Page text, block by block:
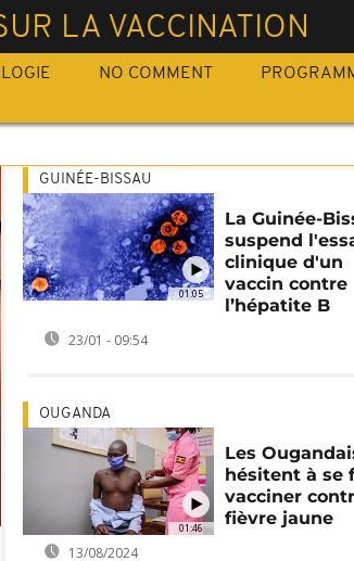
LA VACCINATION
NO COMMENT
01:05
GUINÉE-BISSAU
La Guinée-
suspend
clinique d'un
vaccin contre
l’hépatite B
23/01 - 09:54
01:46
OUGANDA
Les
hésitent à se
vacciner
fièvre jaune
13/08/2024